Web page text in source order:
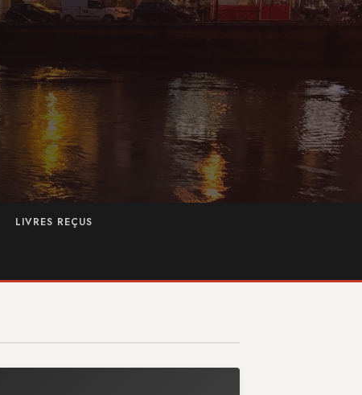
LIVRES REÇUS